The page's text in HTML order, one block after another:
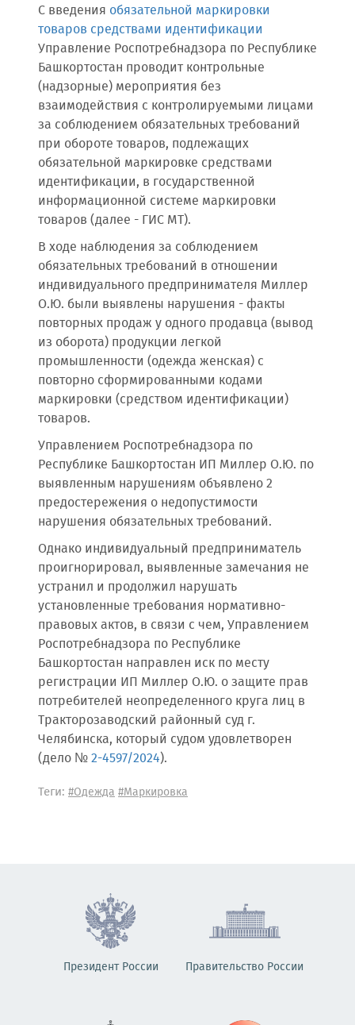
С введения обязательной маркировки
товаров средствами идентификации
Управление Роспотребнадзора по Республике
Башкортостан проводит контрольные
(надзорные) мероприятия без
взаимодействия с контролируемыми лицами
за соблюдением обязательных требований
при обороте товаров, подлежащих
обязательной маркировке средствами
идентификации, в государственной
информационной системе маркировки
товаров (далее - ГИС МТ).
В ходе наблюдения за соблюдением
обязательных требований в отношении
индивидуального предпринимателя Миллер
О.Ю. были выявлены нарушения - факты
повторных продаж у одного продавца (вывод
из оборота) продукции легкой
промышленности (одежда женская) с
повторно сформированными кодами
маркировки (средством идентификации)
товаров.
Управлением Роспотребнадзора по
Республике Башкортостан ИП Миллер О.Ю. по
выявленным нарушениям объявлено 2
предостережения о недопустимости
нарушения обязательных требований.
Однако индивидуальный предприниматель
проигнорировал, выявленные замечания не
устранил и продолжил нарушать
установленные требования нормативно-
правовых актов, в связи с чем, Управлением
Роспотребнадзора по Республике
Башкортостан направлен иск по месту
регистрации ИП Миллер О.Ю. о защите прав
потребителей неопределенного круга лиц в
Тракторозаводский районный суд г.
Челябинска, который судом удовлетворен
(дело №2-4597/2024).
Теги: #Одежда#Маркировка
Президент России Правительство России